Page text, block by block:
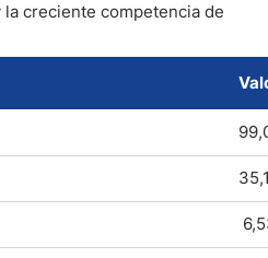
creciente competencia de